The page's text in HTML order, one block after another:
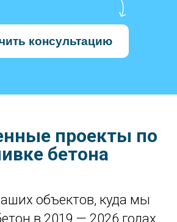
консультацию
проекты по
бетона
объектов, куда мы
в 2019 — 2026 годах